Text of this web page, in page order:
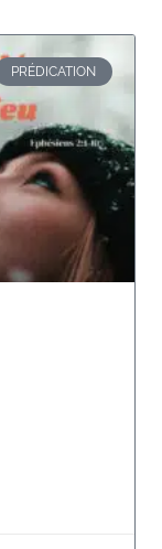
PRÉDICATION